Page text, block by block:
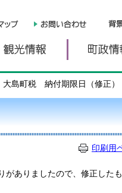
との情報 観光情報
島町税 納付期限日（修正）
印刷用
ありましたので、修正したも